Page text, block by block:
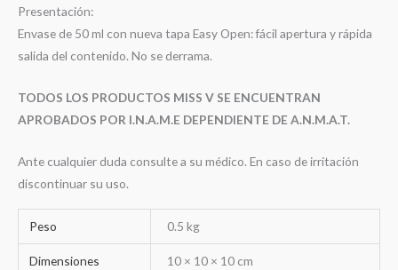
Presentación:
Envase de 50 ml con nueva tapa Easy Open: fácil apertura y rápida
salida del contenido. No se derrama.
TODOS LOS PRODUCTOS MISS V SE ENCUENTRAN
APROBADOS POR I.N.A.M.E DEPENDIENTE DE A.N.M.A.T.
Ante cualquier duda consulte a su médico. En caso de irritación
discontinuar su uso.
Peso 0.5 kg
Dimensiones 10 × 10 × 10 cm